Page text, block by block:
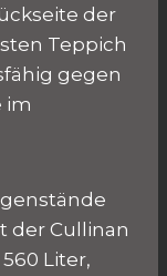
der
Teppich
gegen
im
der Cullinan
Liter,